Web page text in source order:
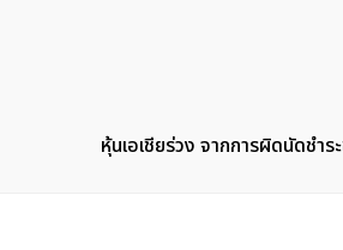
หุ้นเอเชียร่วง จากการผิดนัดชำ